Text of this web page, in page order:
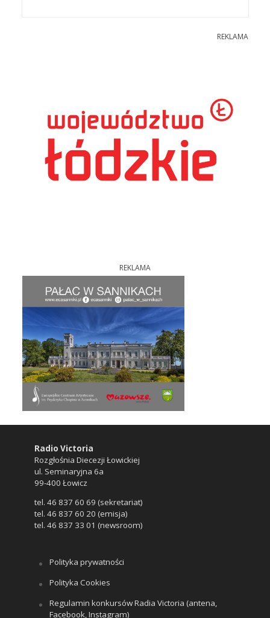
REKLAMA
REKLAMA
Radio Victoria
Rozgłośnia Diecezji Łowickiej
ul. Seminaryjna 6a
99-400 Łowicz
tel. 46 837 60 69 (sekretariat)
tel. 46 837 60 20 (emisja)
tel. 46 837 33 01 (newsroom)
Polityka prywatności
Polityka Cookies
Regulamin konkursów Radia Victoria (antena,
Facebook, Instagram)